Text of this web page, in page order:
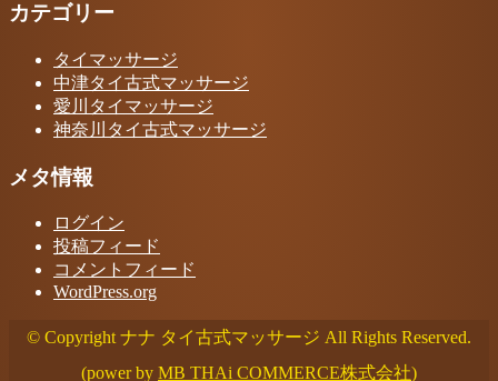
カテゴリー
タイマッサージ
中津タイ古式マッサージ
愛川タイマッサージ
神奈川タイ古式マッサージ
メタ情報
ログイン
投稿フィード
コメントフィード
WordPress.org
© Copyright ナナ タイ古式マッサージ All Rights Reserved.
(power by MB THAi COMMERCE株式会社)